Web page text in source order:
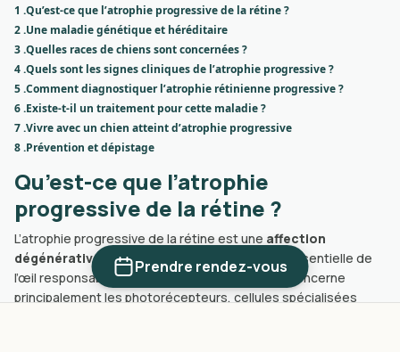
Prendre rendez-vous
1 .Qu’est-ce que l’atrophie progressive de la rétine ?
2 .Une maladie génétique et héréditaire
3 .Quelles races de chiens sont concernées ?
4 .Quels sont les signes cliniques de l’atrophie progressive ?
5 .Comment diagnostiquer l’atrophie rétinienne progressive ?
6 .Existe-t-il un traitement pour cette maladie ?
7 .Vivre avec un chien atteint d’atrophie progressive
8 .Prévention et dépistage
Qu’est-ce que l’atrophie
progressive de la rétine ?
L’atrophie progressive de la rétine est une affection
dégénérative touchant la rétine
, structure essentielle de
l’œil responsable de la perception visuelle. Elle concerne
principalement les photorécepteurs, cellules spécialisées